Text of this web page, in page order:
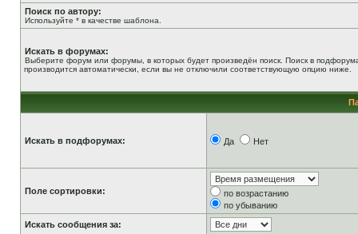
Поиск по автору:
Используйте * в качестве шаблона.
Искать в форумах:
Выберите форум или форумы, в которых будет произведён поиск. Поиск в
производится автоматически, если вы не отключили соответствующую опцию ниже.
Искать в подфорумах: Да Нет
Поле сортировки:
по возрастанию
по убыванию
Искать сообщения за: